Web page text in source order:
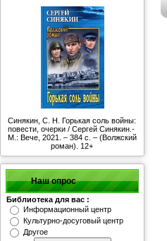
Синякин, С. Н. Горькая соль войны:
повести, очерки / Сергей Синякин.-
М.: Вече, 2021. – 384 с. – (Волжский
роман). 12+
Наш опрос
Библиотека для вас :
Информационный центр
Культурно-досуговый центр
Другое